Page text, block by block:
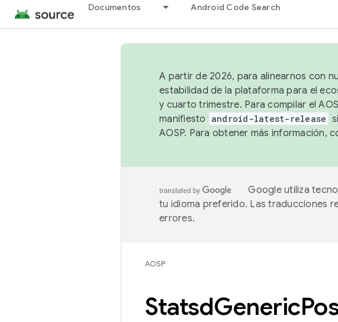
Documentos Android Code Search
A partir de 2026, para alinearnos con
estabilidad de la plataforma para el
y cuarto trimestre. Para compilar el
manifiesto
android-latest-release
AOSP. Para obtener más información,
Google utiliza
tu idioma preferido. Las traducciones
errores.
AOSP
StatsdGeneric